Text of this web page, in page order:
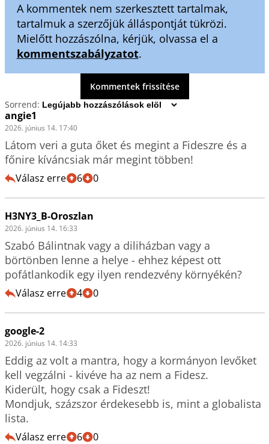
A kommentek nem szerkesztett tartalmak,
tartalmuk a szerzőjük álláspontját tükrözi.
Mielőtt hozzászólna, kérjük, olvassa el a
kommentszabályzatot.
Kommentek frissítése
Sorrend:
angie1
2026. június 14. 17:40
Látom veri a guta őket és megint a Fideszre és a
főnire kíváncsiak már megint többen!
Válasz erre 6 0
H3NY3_B-Oroszlan
2026. június 14. 16:33
Szabó Bálintnak vagy a diliházban vagy a
börtönben lenne a helye - ehhez képest ott
pofátlankodik egy ilyen rendezvény környékén?
Válasz erre 4 0
google-2
2026. június 14. 14:33
Eddig az volt a mantra, hogy a kormányon levőket
kell vegzálni - kivéve ha az nem a Fidesz.
Kiderült, hogy csak a Fideszt!
Mondjuk, százszor érdekesebb is, mint a globalista
lista.
Válasz erre 6 0